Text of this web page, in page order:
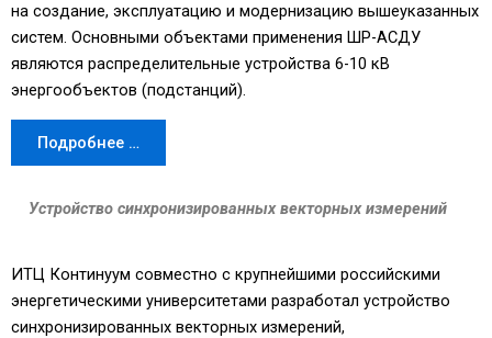
на создание, эксплуатацию и модернизацию вышеуказанных
систем. Основными объектами применения ШР-АСДУ
являются распределительные устройства 6-10 кВ
энергообъектов (подстанций).
Подробнее …
Устройство синхронизированных векторных измерений
ИТЦ Континуум совместно с крупнейшими российскими
энергетическими университетами разработал устройство
синхронизированных векторных измерений,